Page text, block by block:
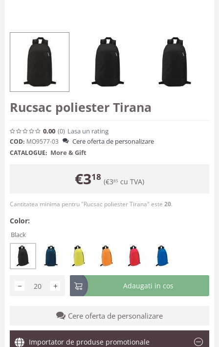
Rucsac poliester Tirana
0.00 (0) Lasa un rating
COD: MO9577-03 Cere oferta de personalizare
CATALOGUE: More & Gift
€318 (€385 cu TVA)
Cantitatea minima pentru "Rucsac poliester Tirana" este 20.
Color:
Black
+
− Adaugati in cos
Cere oferta de personalizare
Importator de produse promotionale